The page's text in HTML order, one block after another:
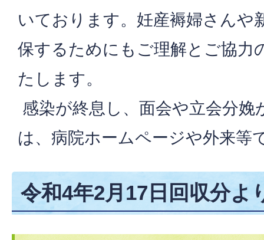
いております。妊産褥婦さんや
保するためにもご理解とご協力
たします。
感染が終息し、面会や立会分娩
は、病院ホームページや外来等
令和4年2月17日回収分よ